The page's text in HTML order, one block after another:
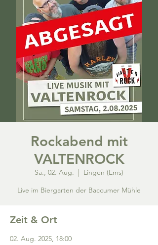
Rockabend mit
VALTENROCK
Sa., 02. Aug.
  |
Lingen (Ems)
Live im Biergarten der Baccumer Mühle
Zeit & Ort
02. Aug. 2025, 18:00